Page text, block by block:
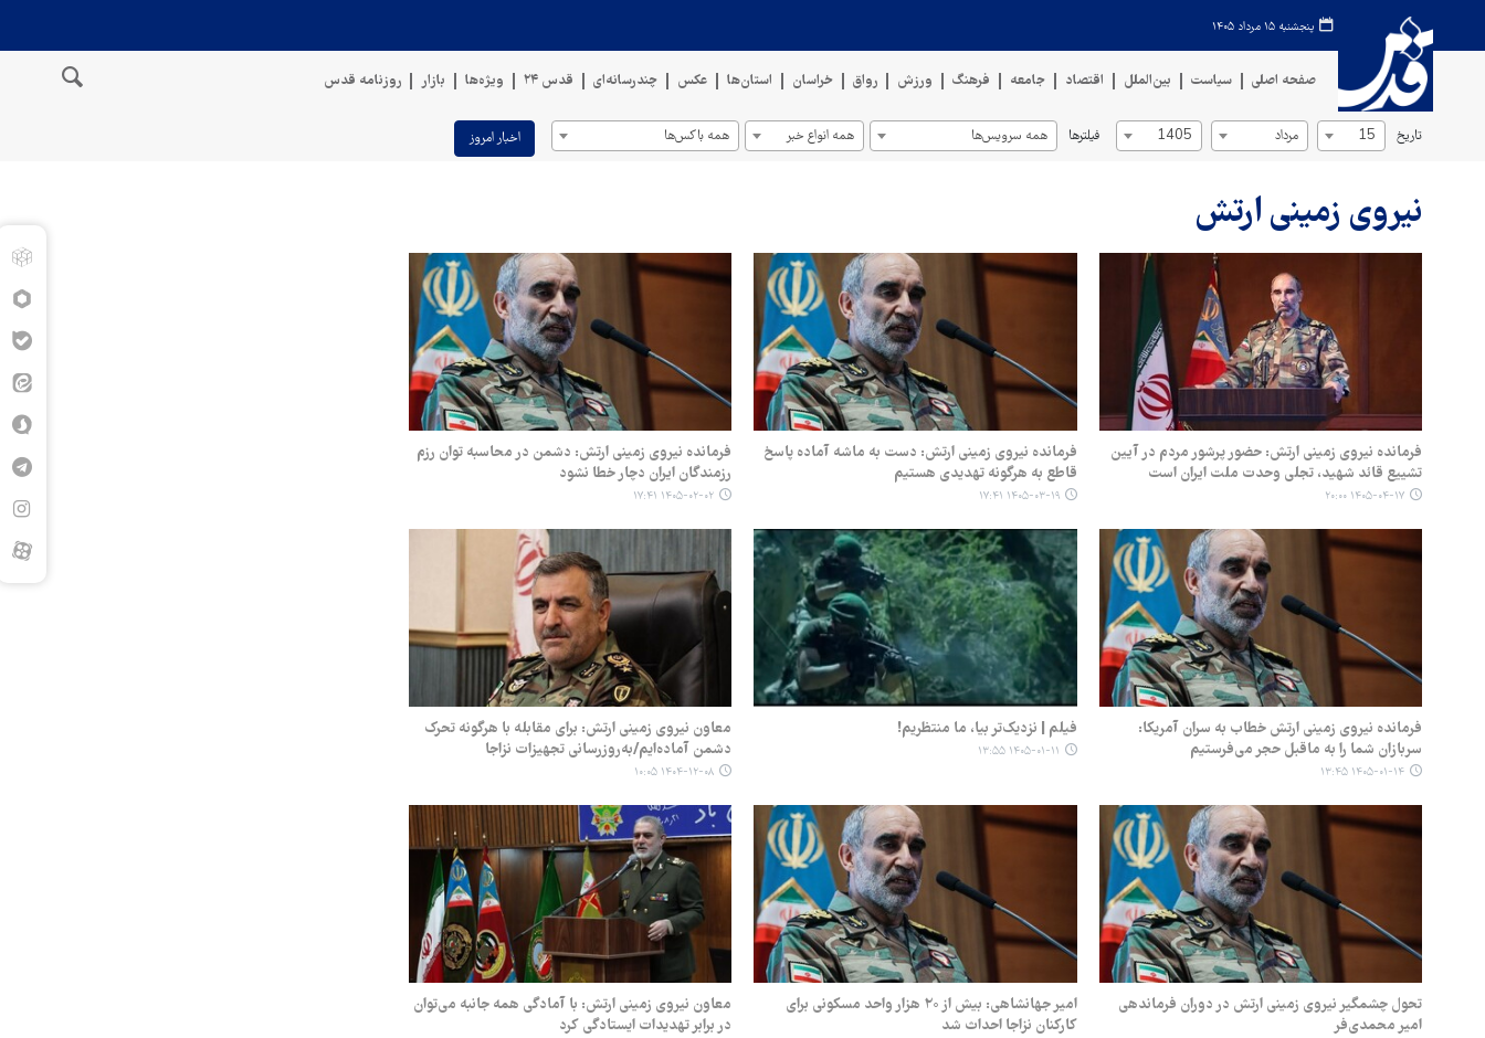
پنجشنبه ۱۵ مرداد ۱۴۰۵
صفحه اصلی سیاست بین‌الملل اقتصاد جامعه فرهنگ ورزش رواق خراسان استان‌ها عکس چندرسانه‌ای قدس ۲۴ ویژه‌ها بازار روزنامه قدس
تاریخ 15 مرداد 1405 فیلترها همه سرویس‌ها همه انواع خبر همه باکس‌ها اخبار امروز
نیروی زمینی ارتش
فرمانده نیروی زمینی ارتش: حضور پرشور مردم در آیین
تشییع قائد شهید، تجلی وحدت ملت ایران است
۱۴۰۵-۰۴-۱۷ ۲۰:۰۰
فرمانده نیروی زمینی ارتش: دست به ماشه ‌آماده پاسخ‌
قاطع به هرگونه تهدیدی هستیم
۱۴۰۵-۰۳-۱۹ ۱۷:۴۱
فرمانده نیروی زمینی ارتش: دشمن در محاسبه توان رزم
رزمندگان ایران دچار خطا نشود
۱۴۰۵-۰۲-۰۲ ۱۷:۴۱
فرمانده نیروی زمینی ارتش خطاب به سران آمریکا:
سربازان شما را به ماقبل حجر می‌فرستیم
۱۴۰۵-۰۱-۱۴ ۱۳:۴۵
فیلم‌ | نزدیک‌تر بیا، ما منتظریم!
۱۴۰۵-۰۱-۱۱ ۱۳:۵۵
معاون نیروی زمینی ارتش: برای مقابله با هرگونه تحرک
دشمن آماده‌ایم/به‌روزرسانی تجهیزات نزاجا
۱۴۰۴-۱۲-۰۸ ۱۰:۰۵
تحول چشمگیر نیروی زمینی ارتش در دوران فرماندهی
امیر محمدی‌فر
امیر جهانشاهی: بیش از ۲۰ هزار واحد مسکونی برای
کارکنان نزاجا احداث شد
معاون نیروی زمینی ارتش: با آمادگی همه جانبه می‌توان
در برابر تهدیدات ایستادگی کرد